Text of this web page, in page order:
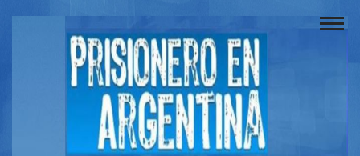
Buscador
Documentos